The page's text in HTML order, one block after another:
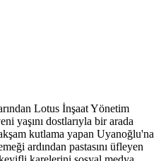
Lotus İnşaat Yönetim
yaşını dostlarıyla bir arada
kutlama yapan Uyanoğlu'na
ardından pastasını üfleyen